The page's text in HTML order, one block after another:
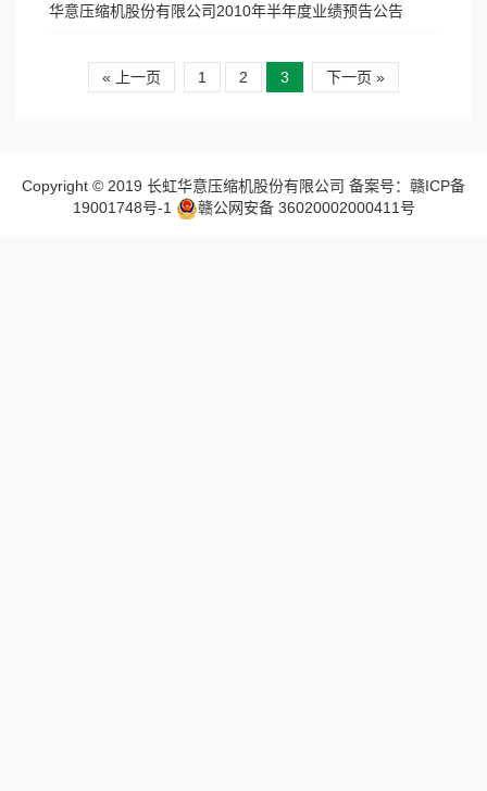
华意压缩机股份有限公司2010年半年度业绩预告公告
« 上一页 1 2 3 下一页 »
Copyright © 2019 长虹华意压缩机股份有限公司 备案号：赣ICP备
19001748号-1
赣公网安备 36020002000411号